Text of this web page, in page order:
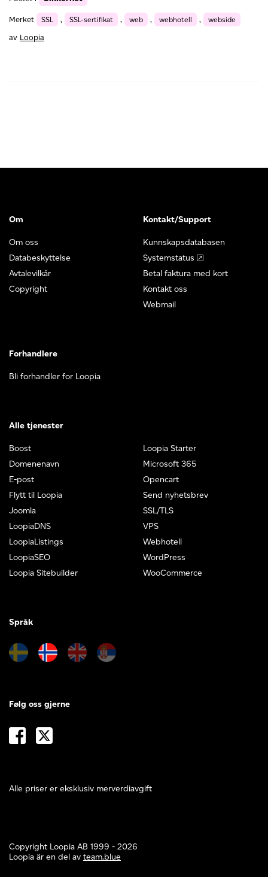
Merket SSL , SSL-sertifikat , web , webhotell ,
webside
av Loopia
Om
Om oss
Databeskyttelse
Avtalevilkår
Copyright
Kontakt/Support
Kunnskapsdatabasen
Systemstatus
Betal faktura med kort
Kontakt oss
Webmail
Forhandlere
Bli forhandler for Loopia
Alle tjenester
Boost
Domenenavn
E-post
Flytt til Loopia
Joomla
LoopiaDNS
LoopiaListings
LoopiaSEO
Loopia Sitebuilder
Loopia Starter
Microsoft 365
Opencart
Send nyhetsbrev
SSL/TLS
VPS
Webhotell
WordPress
WooCommerce
Språk
Alle priser er eksklusiv merverdiavgift
Følg oss gjerne
Copyright Loopia AB 1999 - 2026
Loopia är en del av team.blue